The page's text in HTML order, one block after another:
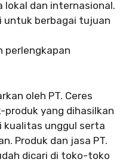
lokal dan internasional.
berbagai tujuan
perlengkapan
oleh PT. Ceres
produk yang dihasilkan
kualitas unggul serta
Produk dan jasa PT.
dicari di toko-toko